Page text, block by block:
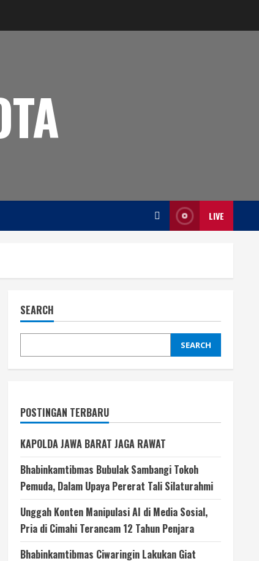
LIVE
SEARCH
SEARCH
POSTINGAN TERBARU
KAPOLDA JAWA BARAT JAGA RAWAT
Bhabinkamtibmas Bubulak Sambangi Tokoh
Pemuda, Dalam Upaya Pererat Tali Silaturahmi
Unggah Konten Manipulasi AI di Media Sosial,
Pria di Cimahi Terancam 12 Tahun Penjara
Bhabinkamtibmas Ciwaringin Lakukan Giat